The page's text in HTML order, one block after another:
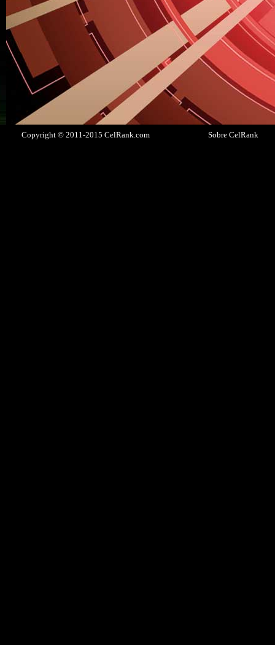
Copyright © 2011-2015 CelRank.com Sobre CelRank